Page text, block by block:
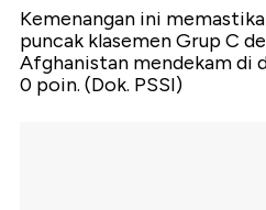
Kemenangan ini
puncak klasemen Grup C
Afghanistan mendekam di
0 poin. (Dok. PSSI)